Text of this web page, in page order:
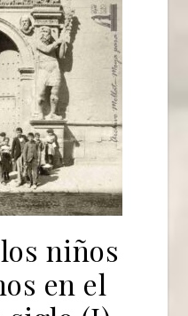
niños
en el